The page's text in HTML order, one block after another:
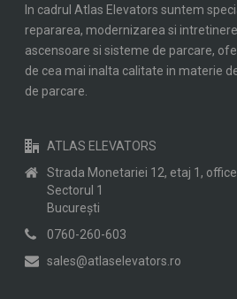
In cadrul Atlas Elevators suntem
repararea, modernizarea si
ascensoare si sisteme de parcare,
de cea mai inalta calitate in materie
de parcare.
ATLAS ELEVATORS
Strada Monetariei 12, etaj 1,
Sectorul 1
Bucureşti
0760-260-603
sales@atlaselevators.ro